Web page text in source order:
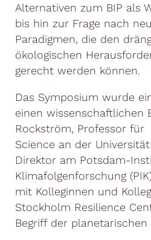
Alternativen zum BIP als
bis hin zur Frage nach
Paradigmen, die den
ökologischen
gerecht werden können.
Das Symposium wurde
einen wissenschaftlichen
Rockström, Professor für
Science an der
Direktor am Potsdam-
Klimafolgenforschung
mit Kolleginnen und
Stockholm Resilience
Begriff der planetarischen